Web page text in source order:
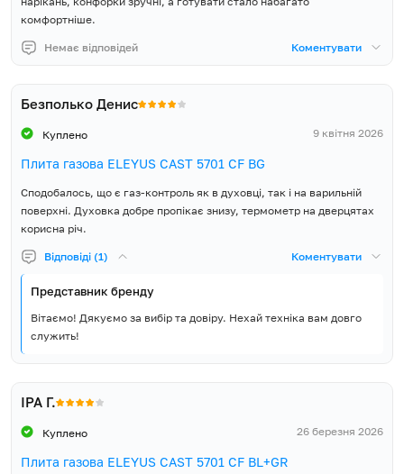
Функції
сигналом, Термометр на
посуду, Швидка конфорка
2600 Вт, Регульовані ніжки
Клас енергоспоживання А
Максимальна споживана
потужність, Вт
Можливість підключення до
Розмір висота (В), мм
Розмір упаковки ширина
комфортніше.
Немає відповідей Коментувати
Безполько Денис
Куплено 9 квітня 2026
Плита газова ELEYUS CAST 5701 CF BG
Сподобалось, що є газ-контроль як в духовці, так і на варильній
поверхні. Духовка добре пропікає знизу, термометр на дверцятах
корисна річ.
Відповіді (1) Коментувати
Представник бренду
Вітаємо! Дякуємо за вибір та довіру. Нехай техніка вам довго
служить!
ІРА Г.
Куплено 26 березня 2026
Плита газова ELEYUS CAST 5701 CF BL+GR